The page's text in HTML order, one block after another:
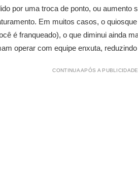
por uma troca de ponto, ou aumento
Em muitos casos, o
é franqueado), o que diminui ainda
operar com equipe enxuta,
CONTINUA APÓS A PUBLICIDADE